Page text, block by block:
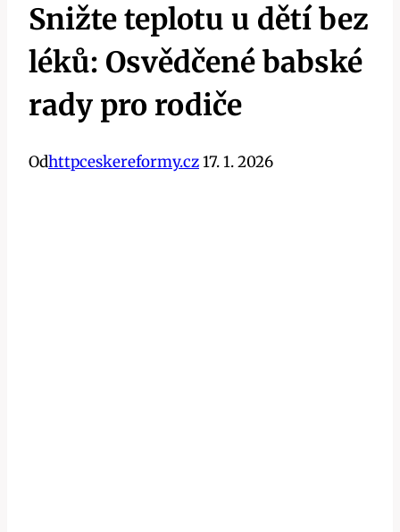
Snižte teplotu u dětí bez
léků: Osvědčené babské
rady pro rodiče
Odhttpceskereformy.cz17. 1. 2026